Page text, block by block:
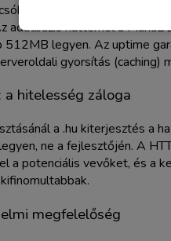
néhány száz forintos
adatbázis háttérnél a
legyen. Az uptime
gyorsítás
a hitelesség záloga
a .hu kiterjesztés a
ne a fejlesztőjén. A
a potenciális vevőket, és a
megfelelőség